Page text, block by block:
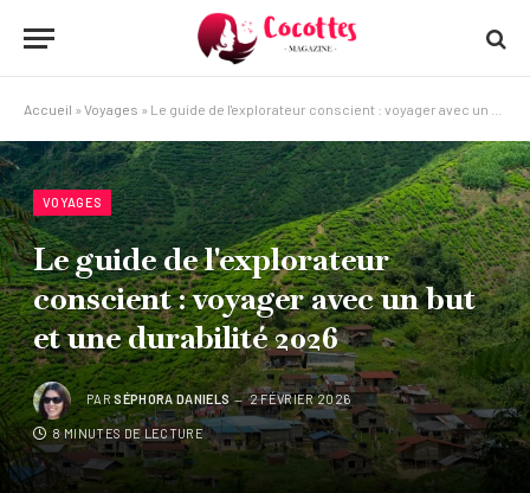
Accueil » Voyages » Le guide de l'explorateur conscient : voyager avec un but et une durabilité 2026
VOYAGES
Le guide de l'explorateur
conscient : voyager avec un but
et une durabilité 2026
PARSÉPHORA DANIELS 2 FÉVRIER 2026
8 MINUTES DE LECTURE